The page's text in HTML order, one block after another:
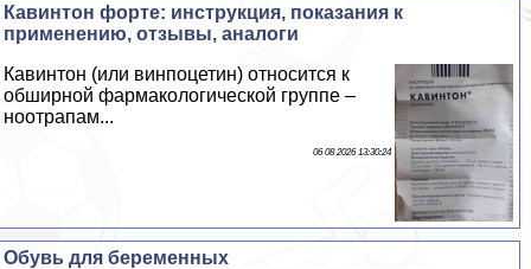
Кавинтон форте: инструкция, показания к
применению, отзывы, аналоги
Кавинтон (или винпоцетин) относится к
обширной фармакологической группе –
ноотрапам...
06 08 2026 13:30:24
Обувь для беременных